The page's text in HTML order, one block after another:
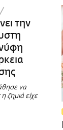
Απώλειες
Lgbtqi+
Επιλογές
την
να
ζημιά είχε